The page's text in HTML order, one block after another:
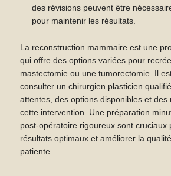
des révisions peuvent être
pour maintenir les résultats.
La reconstruction mammaire est une
qui offre des options variées pour
mastectomie ou une tumorectomie. Il
consulter un chirurgien plasticien
attentes, des options disponibles et des
cette intervention. Une préparation
post-opératoire rigoureux sont cruciaux
résultats optimaux et améliorer la
patiente.